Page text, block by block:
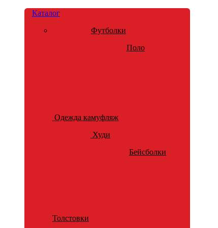
Каталог
Футболки
Поло
Одежда камуфляж
Худи
Бейсболки
Толстовки